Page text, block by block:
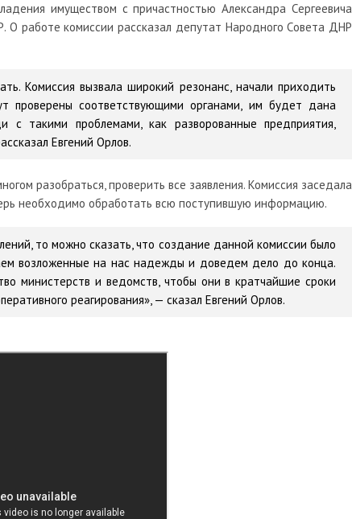
имуществом с причастностью Александра Сергеевича
О работе комиссии рассказал депутат Народного Совета ДНР
Комиссия вызвала широкий резонанс, начали приходить
проверены соответствующими органами, им будет дана
с такими проблемами, как разворованные предприятия,
Евгений Орлов.
разобраться, проверить все заявления. Комиссия заседала
необходимо обработать всю поступившую информацию.
то можно сказать, что создание данной комиссии было
возложенные на нас надежды и доведем дело до конца.
министерств и ведомств, чтобы они в кратчайшие сроки
реагирования», — сказал Евгений Орлов.